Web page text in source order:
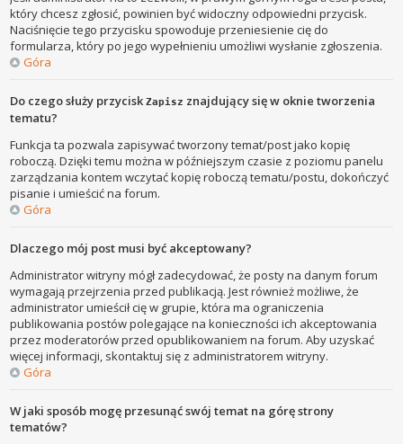
który chcesz zgłosić, powinien być widoczny odpowiedni przycisk.
Naciśnięcie tego przycisku spowoduje przeniesienie cię do
formularza, który po jego wypełnieniu umożliwi wysłanie zgłoszenia.
Góra
Do czego służy przyciskZapisz znajdujący się w oknie tworzenia
tematu?
Funkcja ta pozwala zapisywać tworzony temat/post jako kopię
roboczą. Dzięki temu można w późniejszym czasie z poziomu panelu
zarządzania kontem wczytać kopię roboczą tematu/postu, dokończyć
pisanie i umieścić na forum.
Góra
Dlaczego mój post musi być akceptowany?
Administrator witryny mógł zadecydować, że posty na danym forum
wymagają przejrzenia przed publikacją. Jest również możliwe, że
administrator umieścił cię w grupie, która ma ograniczenia
publikowania postów polegające na konieczności ich akceptowania
przez moderatorów przed opublikowaniem na forum. Aby uzyskać
więcej informacji, skontaktuj się z administratorem witryny.
Góra
W jaki sposób mogę przesunąć swój temat na górę strony
tematów?